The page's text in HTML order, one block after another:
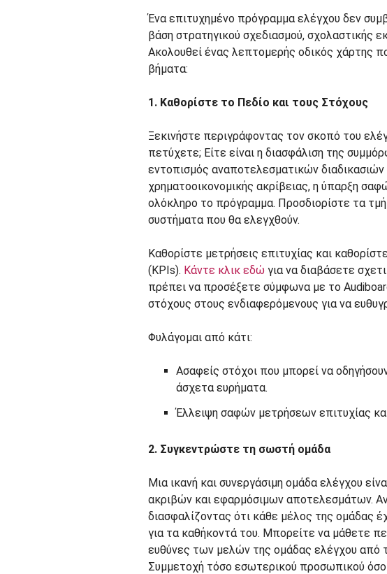
Ένα επιτυχημένο πρόγραμμα ελέγχου δεν
βάση στρατηγικού σχεδιασμού, σχολαστικής
Ακολουθεί ένας λεπτομερής οδικός χάρτης
βήματα:
1. Καθορίστε το Πεδίο και τους Στόχους
Ξεκινήστε περιγράφοντας τον σκοπό του
πετύχετε; Είτε είναι η διασφάλιση της
εντοπισμός αναποτελεσματικών
χρηματοοικονομικής ακρίβειας, η ύπαρξη
ολόκληρο το πρόγραμμα. Προσδιορίστε τα
συστήματα που θα ελεγχθούν.
Καθορίστε μετρήσεις επιτυχίας και
(KPIs). Κάντε κλικ εδώ για να διαβάσετε
πρέπει να προσέξετε σύμφωνα με το
στόχους στους ενδιαφερόμενους για να
Φυλάγομαι από κάτι:
Ασαφείς στόχοι που μπορεί να
άσχετα ευρήματα.
Έλλειψη σαφών μετρήσεων επιτυχίας
2. Συγκεντρώστε τη σωστή ομάδα
Μια ικανή και συνεργάσιμη ομάδα ελέγχου
ακριβών και εφαρμόσιμων αποτελεσμάτων.
διασφαλίζοντας ότι κάθε μέλος της ομάδας
για τα καθήκοντά του. Μπορείτε να μάθετε
ευθύνες των μελών της ομάδας ελέγχου από
Συμμετοχή τόσο εσωτερικού προσωπικού